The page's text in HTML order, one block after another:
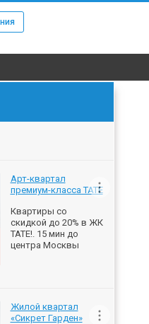
Арт-квартал
премиум-класса ТАТЕ
Квартиры со
скидкой до 20% в ЖК
ТАТЕ!. 15 мин до
центра Москвы
Жилой квартал
«Сикрет Гарден»